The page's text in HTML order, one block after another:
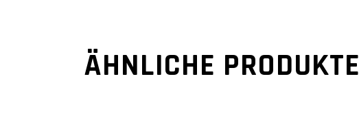
ÄHNLICHE PRODUKTE